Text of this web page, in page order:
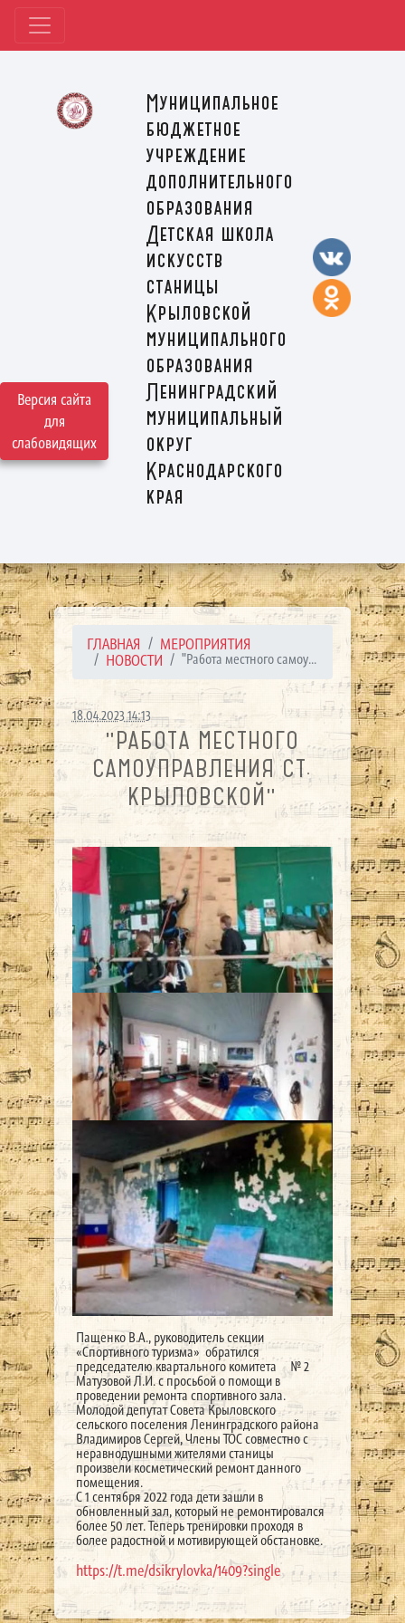
Версия сайта
для
слабовидящих
Муниципальное
бюджетное
учреждение
дополнительного
образования
Детская школа
искусств
станицы
Крыловской
муниципального
образования
Ленинградский
муниципальный
округ
Краснодарского
края
ГЛАВНАЯ
МЕРОПРИЯТИЯ
НОВОСТИ
"Работа местного самоу...
18.04.2023 14:13
"РАБОТА МЕСТНОГО
САМОУПРАВЛЕНИЯ СТ.
КРЫЛОВСКОЙ"
Пащенко В.А., руководитель секции
«Спортивного туризма» обратился
председателю квартального комитета № 2
Матузовой Л.И. с просьбой о помощи в
проведении ремонта спортивного зала.
Молодой депутат Совета Крыловского
сельского поселения Ленинградского района
Владимиров Сергей, Члены ТОС совместно с
неравнодушными жителями станицы
произвели косметический ремонт данного
помещения.
С 1 сентября 2022 года дети зашли в
обновленный зал, который не ремонтировался
более 50 лет. Теперь тренировки проходя в
более радостной и мотивирующей обстановке.
https://t.me/dsikrylovka/1409?single